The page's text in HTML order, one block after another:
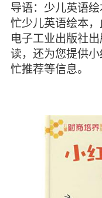
导语：少儿英语
忙少儿英语绘本，
电子工业出版社
读，还为您提供
忙推荐等信息。